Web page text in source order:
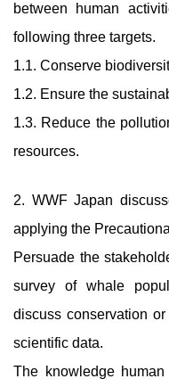
between human
following three targets.
1.1. Conserve
1.2. Ensure the
1.3. Reduce the
resources.
2. WWF Japan
applying the
Persuade the
survey of whale
discuss conservation
scientific data.
The knowledge